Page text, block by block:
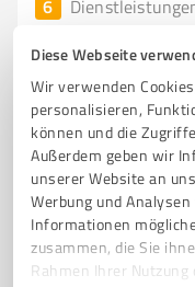
Diese Webseite
Wir verwenden
personalisieren,
können und die
Außerdem geben wir
unserer Website an
Werbung und
Informationen
zusammen, die Sie
Rahmen Ihrer
6
Jederzeit
Buss Bestattungen
Trauerfall in
BESTATTUNGEN
ABSCHIEDNAHME
Hauptstraße
Tel. 04944 945480